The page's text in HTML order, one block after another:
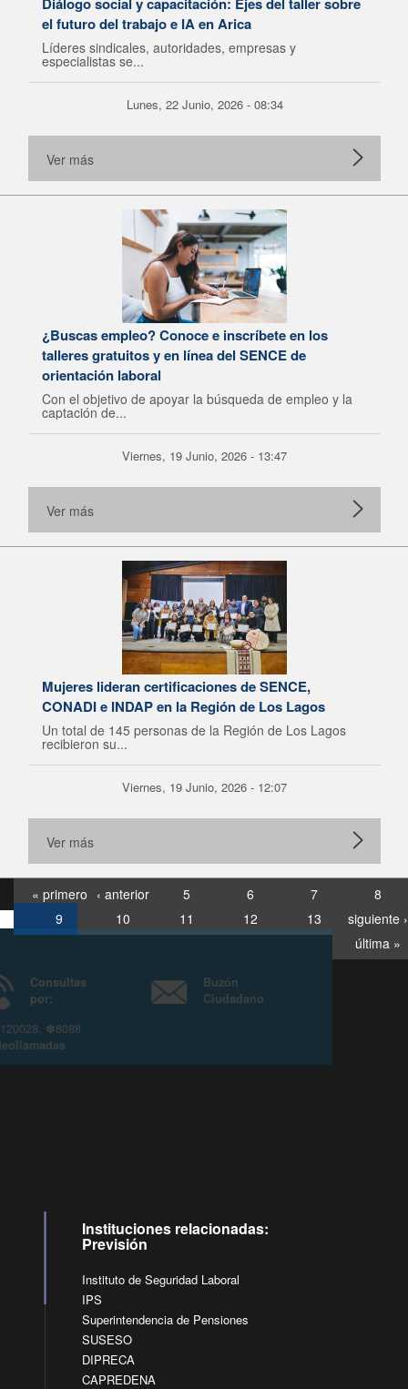
el futuro del trabajo e IA en Arica
Líderes sindicales, autoridades, empresas y
especialistas se...
Lunes, 22 Junio, 2026 - 08:34
Ver más
¿Buscas empleo? Conoce e inscríbete en los
talleres gratuitos y en línea del SENCE de
orientación laboral
Con el objetivo de apoyar la búsqueda de empleo y la
captación de...
Viernes, 19 Junio, 2026 - 13:47
Ver más
Mujeres lideran certificaciones de SENCE,
CONADI e INDAP en la Región de Los Lagos
Un total de 145 personas de la Región de Los Lagos
recibieron su...
Viernes, 19 Junio, 2026 - 12:07
Ver más
« primero ‹ anterior 5 6 7
8
9
10 11 12 13
siguiente ›
última »
Consultas
6007120028, ✽8088
yVideollamadas
Instituciones relacionadas:
Previsión
Instituto de Seguridad Laboral
IPS
Superintendencia de Pensiones
SUSESO
DIPRECA
CAPREDENA